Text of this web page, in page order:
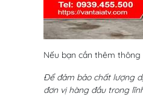
Nếu bạn cần thêm
Để đảm bảo chất lượng
đơn vị hàng đầu trong